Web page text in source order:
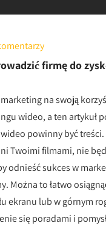
firmę do
na swoją
wideo, a ten artykuł
powinny być
Twoimi filmami, nie
odnieść sukces w
Można to łatwo
ekranu lub w górnym
się poradami i